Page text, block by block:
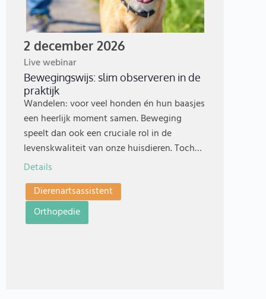
2 december 2026
Live webinar
Bewegingswijs: slim observeren in de
praktijk
Wandelen: voor veel honden én hun baasjes
een heerlijk moment samen. Beweging
speelt dan ook een cruciale rol in de
levenskwaliteit van onze huisdieren. Toch…
Details
Dierenartsassistent
Orthopedie